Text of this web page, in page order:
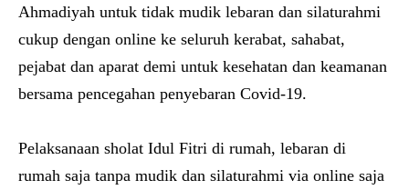
Ahmadiyah untuk tidak mudik lebaran dan silaturahmi
cukup dengan online ke seluruh kerabat, sahabat,
pejabat dan aparat demi untuk kesehatan dan keamanan
bersama pencegahan penyebaran Covid-19.
Pelaksanaan sholat Idul Fitri di rumah, lebaran di
rumah saja tanpa mudik dan silaturahmi via online saja